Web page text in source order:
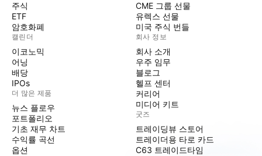
주식
ETF
암호화폐
캘린더
이코노믹
어닝
배당
IPOs
더 많은 제품
뉴스 플로우
포트폴리오
기초 재무 차트
수익률 곡선
옵션
CME 그룹 선물
유렉스 선물
미국 주식 번들
회사 정보
회사 소개
우주 임무
블로그
헬프 센터
커리어
미디어 키트
굿즈
트레이딩뷰 스토어
트레이더용 타로 카드
C63 트레이드타임